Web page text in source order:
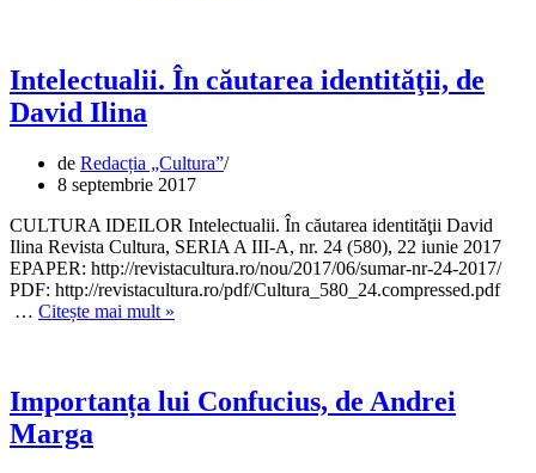
face
cât
Intelectualii. În căutarea identităţii, de
David Ilina
de Redacția „Cultura”
8 septembrie 2017
CULTURA IDEILOR Intelectualii. În căutarea identităţii David
Ilina Revista Cultura, SERIA A III-A, nr. 24 (580), 22 iunie 2017
EPAPER: http://revistacultura.ro/nou/2017/06/sumar-nr-24-2017/
PDF: http://revistacultura.ro/pdf/Cultura_580_24.compressed.pdf
… Citește mai mult »
de
David
Importanța lui Confucius, de Andrei
Marga